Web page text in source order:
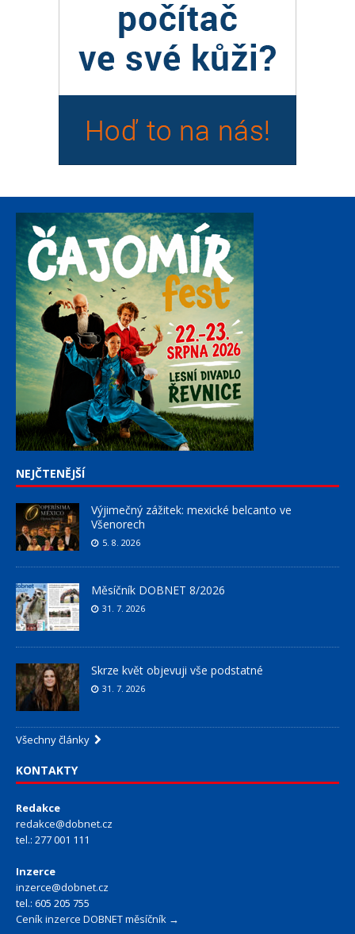
NEJČTENĚJŠÍ
Výjimečný zážitek: mexické belcanto ve
Všenorech
5. 8. 2026
Měsíčník DOBNET 8/2026
31. 7. 2026
Skrze květ objevuji vše podstatné
31. 7. 2026
Všechny články
KONTAKTY
Redakce
redakce@dobnet.cz
tel.: 277 001 111
Inzerce
inzerce@dobnet.cz
tel.: 605 205 755
Ceník inzerce DOBNET měsíčník →